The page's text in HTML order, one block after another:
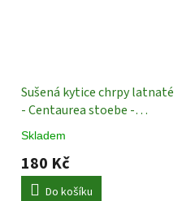
Sušená kytice chrpy latnaté
- Centaurea stoebe -
Krémová
Skladem
180 Kč
Do košíku